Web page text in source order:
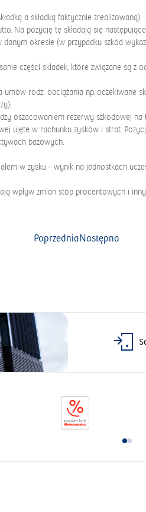
a składką faktycznie zrealizowaną).
Na pozycję tę składają się
okresie (w przypadku szkód
części składek, które związane są z
rodzi obciążania np.
oszacowaniem rezerwy szkodowej
ujęte w rachunku zysków i strat.
bazowych.
w zysku – wynik na jednostkach
wpływ zmian stóp procentowych i
PoprzedniaNastępna